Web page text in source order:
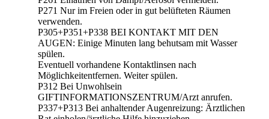
P271 Nur im Freien oder in gut belüfteten Räumen
verwenden.
P305+P351+P338 BEI KONTAKT MIT DEN
AUGEN: Einige Minuten lang behutsam mit Wasser
spülen.
Eventuell vorhandene Kontaktlinsen nach
Möglichkeitentfernen. Weiter spülen.
P312 Bei Unwohlsein
GIFTINFORMATIONSZENTRUM/Arzt anrufen.
P337+P313 Bei anhaltender Augenreizung: Ärztlichen